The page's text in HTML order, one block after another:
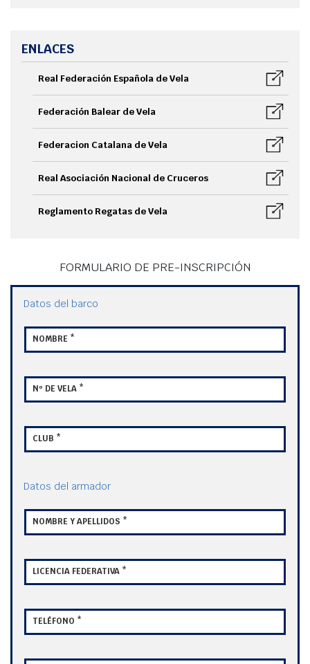
ENLACES
Real Federación Española de Vela
Federación Balear de Vela
Federacion Catalana de Vela
Real Asociación Nacional de Cruceros
Reglamento Regatas de Vela
FORMULARIO DE PRE-INSCRIPCIÓN
Datos del barco
NOMBRE *
Nº DE VELA *
CLUB *
Datos del armador
NOMBRE Y APELLIDOS *
LICENCIA FEDERATIVA *
TELÉFONO *